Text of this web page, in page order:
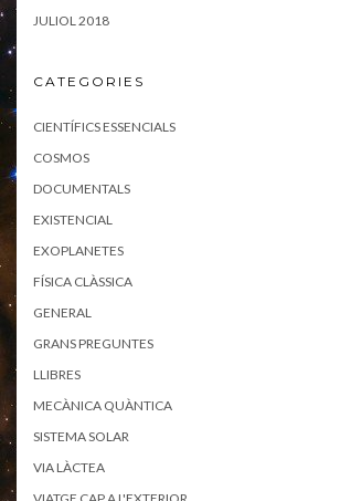
JULIOL 2018
CATEGORIES
CIENTÍFICS ESSENCIALS
COSMOS
DOCUMENTALS
EXISTENCIAL
EXOPLANETES
FÍSICA CLÀSSICA
GENERAL
GRANS PREGUNTES
LLIBRES
MECÀNICA QUÀNTICA
SISTEMA SOLAR
VIA LÀCTEA